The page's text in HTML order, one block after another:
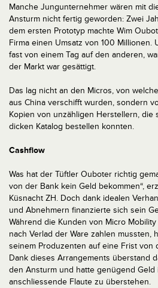
Manche Jungunternehmer wären mit
Ansturm nicht fertig geworden: Zwei
dem ersten Prototyp machte Wim
Firma einen Umsatz von 100 Millionen.
fast von einem Tag auf den anderen,
der Markt war gesättigt.
Das lag nicht an den Micros, von
aus China verschifft wurden, sondern
Kopien von unzähligen Herstellern, die
dicken Katalog bestellen konnten.
Cashflow
Was hat der Tüftler Ouboter richtig
von der Bank kein Geld bekommen“,
Küsnacht ZH. Doch dank idealen
und Abnehmern finanzierte sich sein
Während die Kunden von Micro
nach Verlad der Ware zahlen mussten,
seinem Produzenten auf eine Frist von
Dank dieses Arrangements überstand
den Ansturm und hatte genügend Geld
anschliessende Flaute zu überstehen.